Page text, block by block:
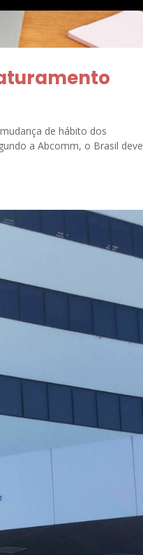
de hábito dos
a Abcomm, o Brasil deve